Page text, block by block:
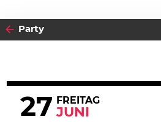
Party
27 FREITAG
JUNI